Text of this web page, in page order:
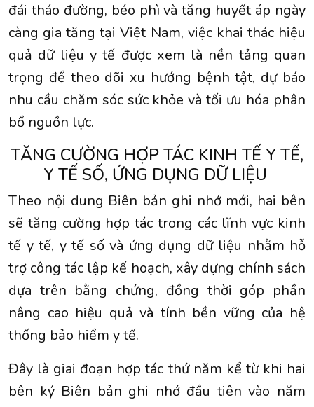
đái tháo đường, béo phì và tăng huyết áp ngày
càng gia tăng tại Việt Nam, việc khai thác hiệu
quả dữ liệu y tế được xem là nền tảng quan
trọng để theo dõi xu hướng bệnh tật, dự báo
nhu cầu chăm sóc sức khỏe và tối ưu hóa phân
bổ nguồn lực.
TĂNG CƯỜNG HỢP TÁC KINH TẾ Y TẾ,
Y TẾ SỐ, ỨNG DỤNG DỮ LIỆU
Theo nội dung Biên bản ghi nhớ mới, hai bên
sẽ tăng cường hợp tác trong các lĩnh vực kinh
tế y tế, y tế số và ứng dụng dữ liệu nhằm hỗ
trợ công tác lập kế hoạch, xây dựng chính sách
dựa trên bằng chứng, đồng thời góp phần
nâng cao hiệu quả và tính bền vững của hệ
thống bảo hiểm y tế.
Đây là giai đoạn hợp tác thứ năm kể từ khi hai
bên ký Biên bản ghi nhớ đầu tiên vào năm